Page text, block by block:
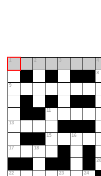
1 2 3 4
8
9
11
13
15 16
17 18
20
22 23 24